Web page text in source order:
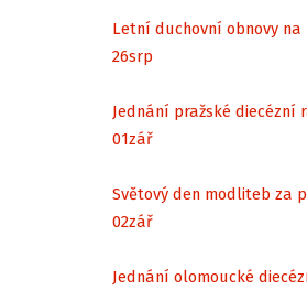
Letní duchovní obnovy na
26srp
Jednání pražské diecézní
01zář
Světový den modliteb za
02zář
Jednání olomoucké